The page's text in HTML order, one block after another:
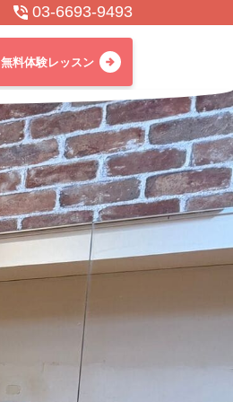
03-6693-9493
無料体験レッスン